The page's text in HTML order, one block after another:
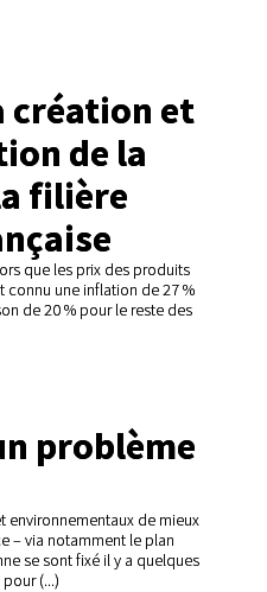
création et
de la
filière
que les prix des produits
connu une inflation de 27 %
de 20 % pour le reste des
problème
environnementaux de mieux
– via notamment le plan
se sont fixé il y a quelques
(...)